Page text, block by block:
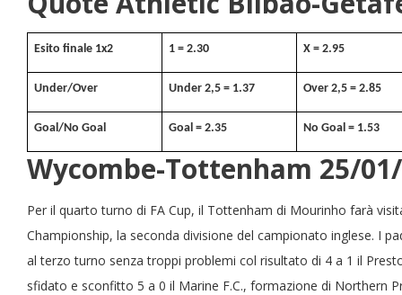
Esito finale 1x2 1 = 2.30 X = 2.95
Under/Over Under 2,5 = 1.37 Over 2,5 = 2.85
Goal/No Goal Goal = 2.35 No Goal = 1.53
Wycombe-Tottenham 25/
Per il quarto turno di FA Cup, il Tottenham di Mourinho farà
Championship, la seconda divisione del campionato inglese. I
al terzo turno senza troppi problemi col risultato di 4 a 1 il
sfidato e sconfitto 5 a 0 il Marine F.C., formazione di Northern